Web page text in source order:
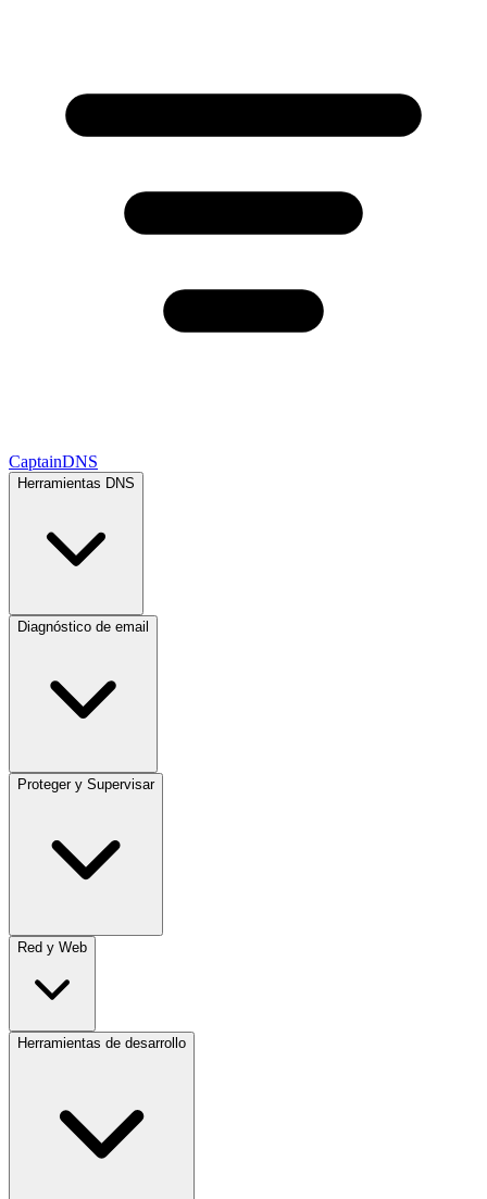
CaptainDNS
Herramientas DNS
Diagnóstico de email
Proteger y Supervisar
Red y Web
Herramientas de desarrollo